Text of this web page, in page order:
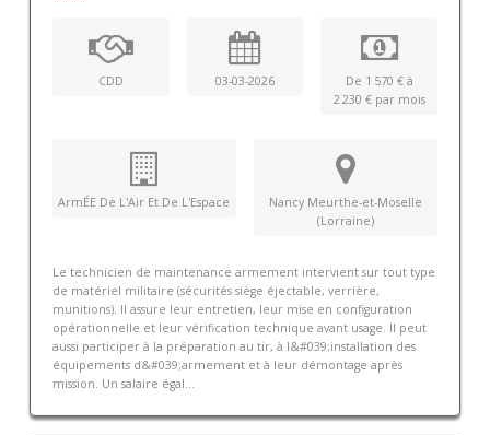
CDD 03-03-2026
De 1 570 € à
2 230 € par mois
ArmÉE De L'Air Et De L'Espace
Nancy Meurthe-et-Moselle
(Lorraine)
Le technicien de maintenance armement intervient sur tout type
de matériel militaire (sécurités siège éjectable, verrière,
munitions). Il assure leur entretien, leur mise en configuration
opérationnelle et leur vérification technique avant usage. Il peut
aussi participer à la préparation au tir, à l&#039;installation des
équipements d&#039;armement et à leur démontage après
mission. Un salaire égal...